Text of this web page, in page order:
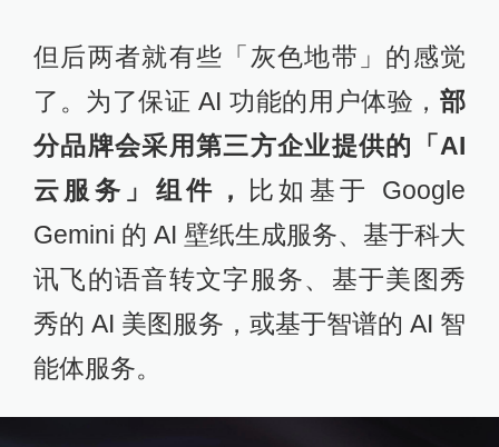
但后两者就有些「灰色地带」的感觉
了。为了保证 AI 功能的用户体验，部
分品牌会采用第三方企业提供的「AI
云服务」组件，
比如基于 Google
Gemini 的 AI 壁纸生成服务、基于科大
讯飞的语音转文字服务、基于美图秀
秀的 AI 美图服务，或基于智谱的 AI 智
能体服务。